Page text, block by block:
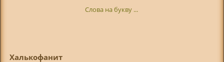
Слова на букву ...
Халькофанит